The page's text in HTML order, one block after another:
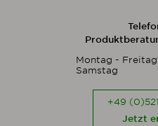
Montag - Freitag
Samstag
+49
Jetzt